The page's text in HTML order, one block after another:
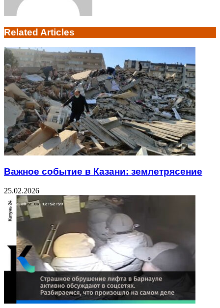
Related Articles
Важное событие в Казани: землетрясение
25.02.2026